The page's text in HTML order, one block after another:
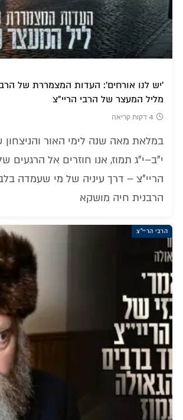
'יש לנו אורחים': העדות המצמררת של
מליל המעצר של הרבי הריי"צ
4 דקות קריאה
במלאת מאה שנה לימי האור והניצחון
י"ב–י"ג תמוז, אנו חוזרים אל הרגעים
הריי"צ – דרך עיניה של מי שעמדה
הרבנית חיה מושקא
הרבי הריי"צ